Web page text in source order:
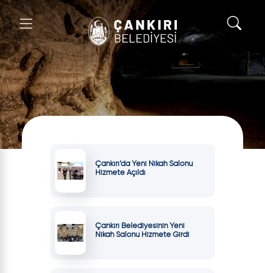
Çankırı’da Yeni Nikah Salonu
Hizmete Açıldı
Çankırı Belediyesinin Yeni
Nikah Salonu Hizmete Girdi